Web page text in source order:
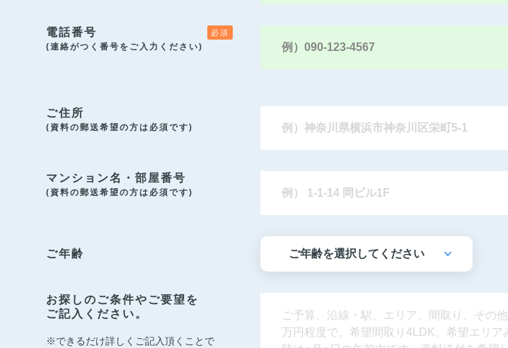
電話番号
(連絡がつく番号をご入力ください)
ご住所
(資料の郵送希望の方は必須です)
マンション名・部屋番号
(資料の郵送希望の方は必須です)
ご年齢
お探しのご条件やご要望を
ご記入ください。
※できるだけ詳しくご記入頂くことで